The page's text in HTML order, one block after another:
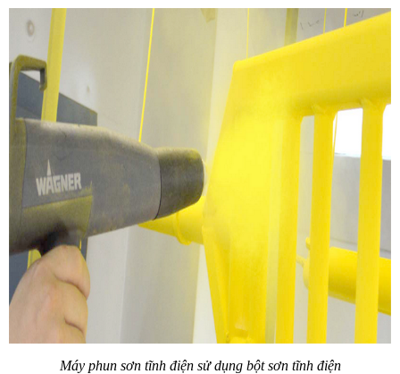
Máy phun sơn tĩnh điện sử dụng bột sơn tĩnh điện